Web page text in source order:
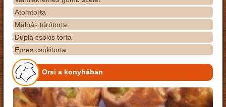
Atomtorta
Málnás túrótorta
Dupla csokis torta
Epres csokitorta
Orsi a konyhában